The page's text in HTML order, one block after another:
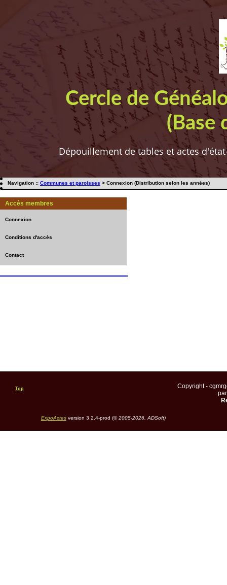
Cercle de
(Base
Dépouillement de tables et actes
Navigation :: Communes et paroisses > Connexion (Distribution selon les années)
Accès membres
Connexion
Conditions d'accès
Contact
Top
Copyright -
ExpoActesversion 3.2.4-prod (©2005-2026, ADSoft)